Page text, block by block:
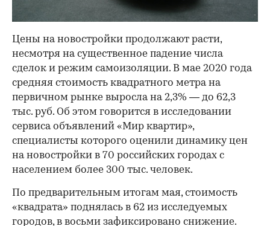
Цены на новостройки продолжают расти,
несмотря на существенное падение числа
сделок и режим самоизоляции. В мае 2020 года
средняя стоимость квадратного метра на
первичном рынке выросла на 2,3% — до 62,3
тыс. руб. Об этом говорится в исследовании
сервиса объявлений «Мир квартир»,
специалисты которого оценили динамику цен
на новостройки в 70 российских городах с
населением более 300 тыс. человек.
По предварительным итогам мая, стоимость
«квадрата» поднялась в 62 из исследуемых
городов, в восьми зафиксировано снижение.